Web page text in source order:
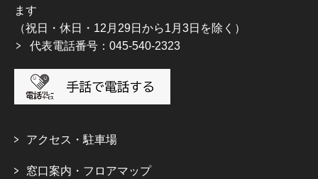
ます
（祝日・休日・12月29日から1月3日を除く）
代表電話番号：045-540-2323
アクセス・駐車場
窓口案内・フロアマップ